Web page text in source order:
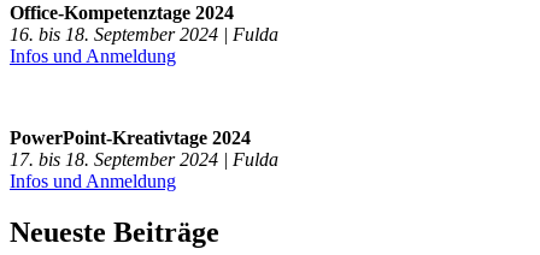
Office-Kompetenztage 2024
16. bis 18. September 2024 | Fulda
Infos und Anmeldung
PowerPoint-Kreativtage 2024
17. bis 18. September 2024 | Fulda
Infos und Anmeldung
Neueste Beiträge